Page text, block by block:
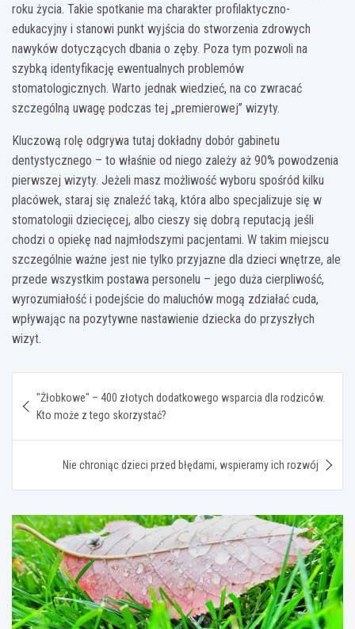
roku życia. Takie spotkanie ma charakter profilaktyczno-
edukacyjny i stanowi punkt wyjścia do stworzenia zdrowych
nawyków dotyczących dbania o zęby. Poza tym pozwoli na
szybką identyfikację ewentualnych problemów
stomatologicznych. Warto jednak wiedzieć, na co zwracać
szczególną uwagę podczas tej „premierowej” wizyty.
Kluczową rolę odgrywa tutaj dokładny dobór gabinetu
dentystycznego – to właśnie od niego zależy aż 90% powodzenia
pierwszej wizyty. Jeżeli masz możliwość wyboru spośród kilku
placówek, staraj się znaleźć taką, która albo specjalizuje się w
stomatologii dziecięcej, albo cieszy się dobrą reputacją jeśli
chodzi o opiekę nad najmłodszymi pacjentami. W takim miejscu
szczególnie ważne jest nie tylko przyjazne dla dzieci wnętrze, ale
przede wszystkim postawa personelu – jego duża cierpliwość,
wyrozumiałość i podejście do maluchów mogą zdziałać cuda,
wpływając na pozytywne nastawienie dziecka do przyszłych
wizyt.
wpisu
"Żłobkowe" – 400 złotych dodatkowego wsparcia dla rodziców.
Kto może z tego skorzystać?
Nie chroniąc dzieci przed błędami, wspieramy ich rozwój